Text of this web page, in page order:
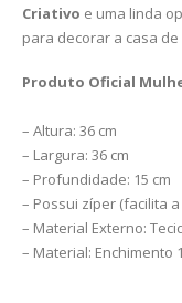
Criativo e uma linda
para decorar a casa
Produto Oficial
– Altura: 36 cm
– Largura: 36 cm
– Profundidade: 15 cm
– Possui zíper (facilita
– Material Externo:
– Material: Enchimento